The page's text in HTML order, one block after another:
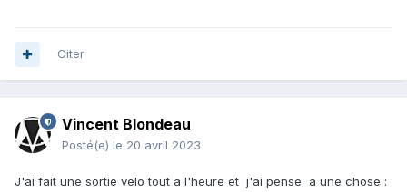
Citer
Vincent Blondeau
Posté(e) le 20 avril 2023
J'ai fait une sortie velo tout a l'heure et j'ai pense a une chose :